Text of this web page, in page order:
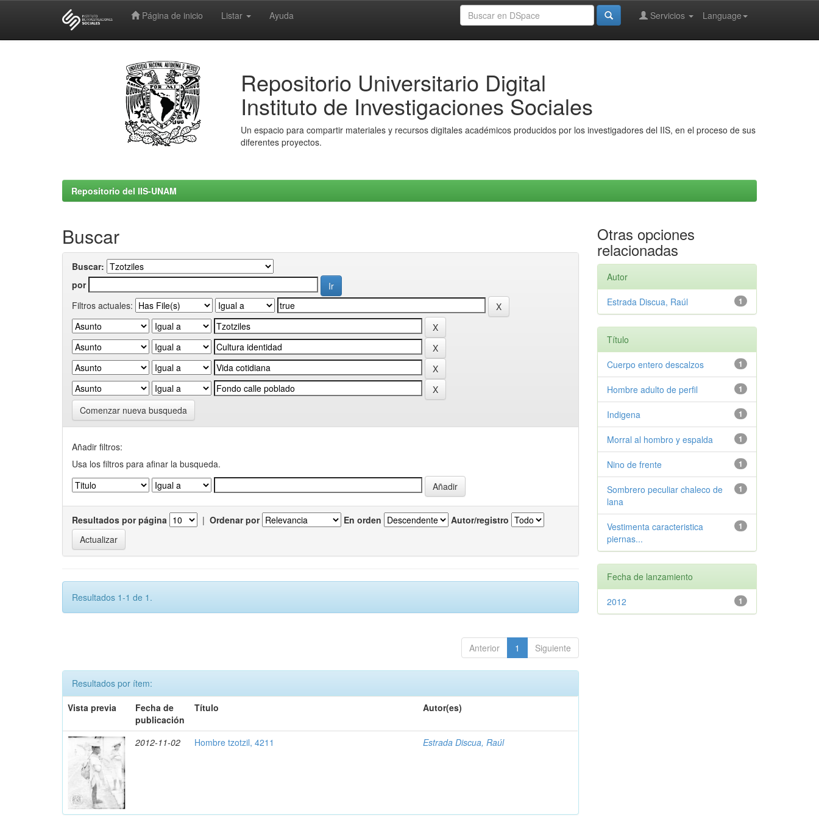
Página de inicio Listar Ayuda Language
Servicios
Repositorio Universitario Digital
Instituto de Investigaciones Sociales
Un espacio para compartir materiales y recursos digitales académicos producidos por los investigadores del IIS, en el proceso de sus
diferentes proyectos.
Repositorio del IIS-UNAM
Buscar
Buscar:
por
Filtros actuales:
Comenzar nueva busqueda
Añadir filtros:
Usa los filtros para afinar la busqueda.
Resultados por página | Ordenar por En orden Autor/registro
Resultados 1-1 de 1.
Anterior 1 Siguiente
Resultados por ítem:
Vista previa
Fecha de
publicación
Título Autor(es)
2012-11-02 Hombre tzotzil, 4211 Estrada Discua, Raúl
Otras opciones
relacionadas
Autor
1
Estrada Discua, Raúl
Título
1
Cuerpo entero descalzos
1
Hombre adulto de perfil
1
Indigena
1
Morral al hombro y espalda
1
Nino de frente
1
Sombrero peculiar chaleco de
lana
1
Vestimenta caracteristica
piernas...
Fecha de lanzamiento
1
2012